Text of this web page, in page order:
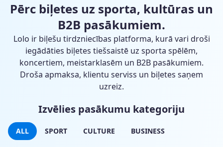
Pērc biļetes uz sporta, kultūras un
B2B pasākumiem.
Lolo ir biļešu tirdzniecības platforma, kurā vari droši
iegādāties biļetes tiešsaistē uz sporta spēlēm,
koncertiem, meistarklasēm un B2B pasākumiem.
Droša apmaksa, klientu serviss un biļetes saņem
uzreiz.
Izvēlies pasākumu kategoriju
ALL SPORT CULTURE BUSINESS